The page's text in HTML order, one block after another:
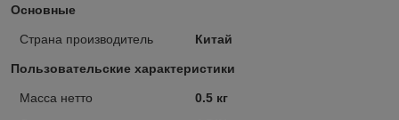
Основные
Страна производитель Китай
Пользовательские характеристики
Масса нетто
0.5 кг